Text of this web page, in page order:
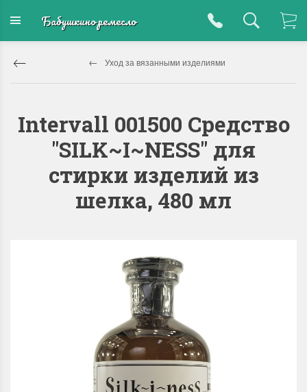
Бабушкино ремесло
Уход за вязанными изделиями
Intervall 001500 Средство
"SILK~I~NESS" для
стирки изделий из
шелка, 480 мл